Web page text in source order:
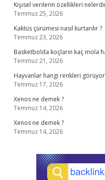
Kişisel verilerin özellikleri
Temmuz 25, 2026
Kaktüs çürümesi nasıl kurtarılır ?
Temmuz 23, 2026
Basketbolda koçların kaç mola
Temmuz 21, 2026
Hayvanlar hangi renkleri
Temmuz 17, 2026
Xenos ne demek ?
Temmuz 14, 2026
Xenos ne demek ?
Temmuz 14, 2026